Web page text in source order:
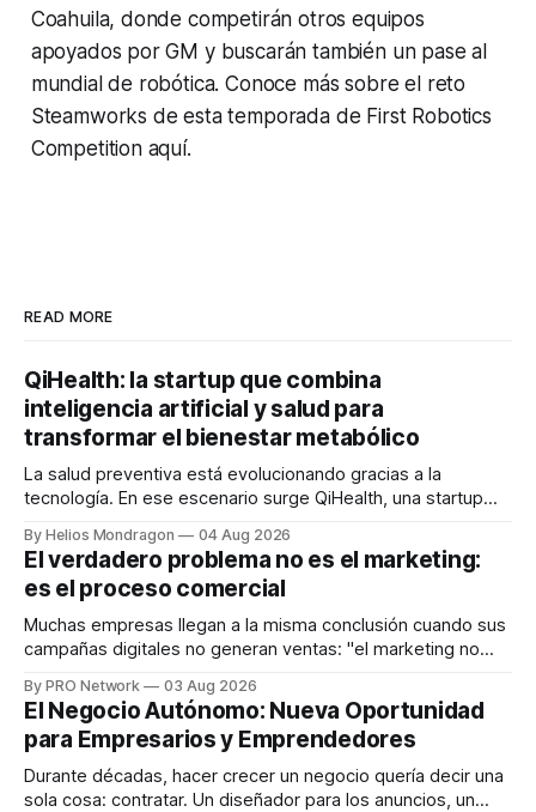
Coahuila, donde competirán otros equipos
apoyados por GM y buscarán también un pase al
mundial de robótica. Conoce más sobre el reto
Steamworks de esta temporada de First Robotics
Competition aquí.
READ MORE
QiHealth: la startup que combina
inteligencia artificial y salud para
transformar el bienestar metabólico
La salud preventiva está evolucionando gracias a la
tecnología. En ese escenario surge QiHealth, una startup
dispositivos inteligentes, inteligencia artificial y monitoreo
en tiempo real para ayudar a las personas a tomar mejores
decisiones sobre su salud metabólica. Su propuesta busca
responder
By Helios Mondragon 04 Aug 2026
El verdadero problema no es el marketing:
es el proceso comercial
Muchas empresas llegan a la misma conclusión cuando sus
campañas digitales no generan ventas: "el marketing no
INTERIUS, el problema suele estar en otro lugar. Durante
una entrevista para el podcast SER PRO, el especialista en
marketing digital explicó que
By PRO Network 03 Aug 2026
El Negocio Autónomo: Nueva Oportunidad
para Empresarios y Emprendedores
Durante décadas, hacer crecer un negocio quería decir una
sola cosa: contratar. Un diseñador para los anuncios, un